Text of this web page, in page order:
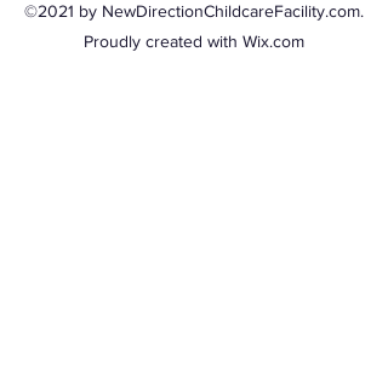
©2021 by NewDirectionChildcareFacility.com.
Proudly created with Wix.com